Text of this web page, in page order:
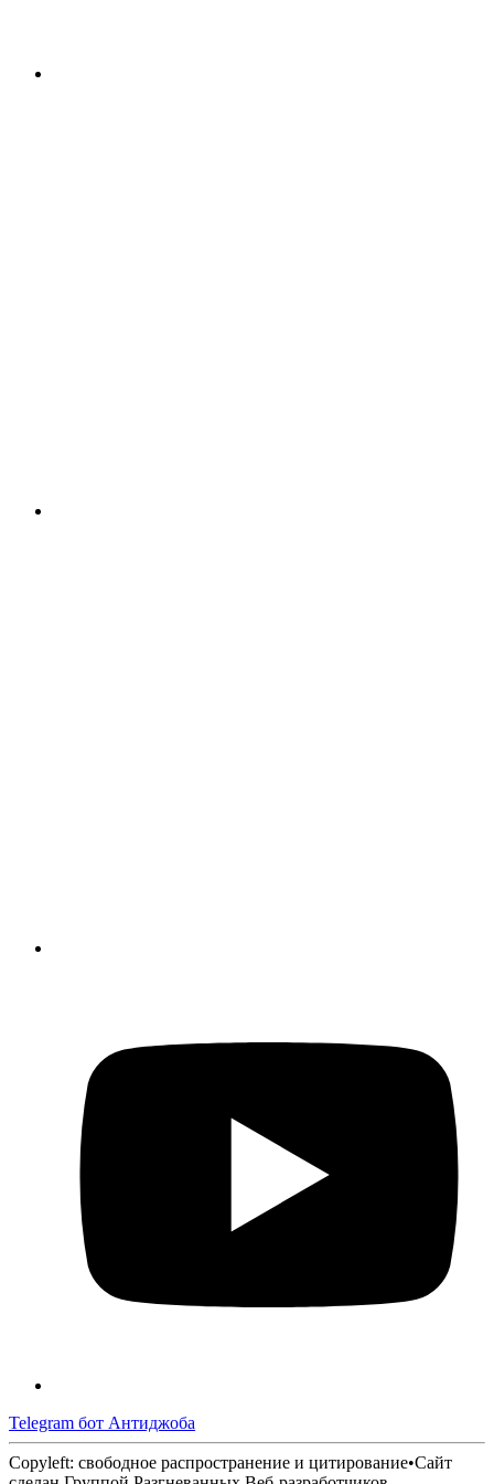
Telegram бот Антиджоба
Copyleft: свободное распространение и цитирование•Сайт